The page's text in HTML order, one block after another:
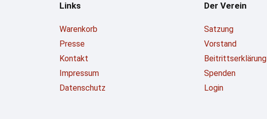
Links
Warenkorb
Presse
Kontakt
Impressum
Datenschutz
Der Verein
Satzung
Vorstand
Beitrittserklärung
Spenden
Login